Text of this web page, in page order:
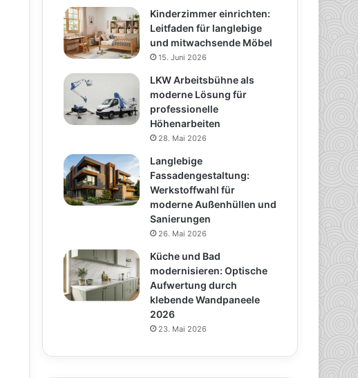
Kinderzimmer einrichten:
Leitfaden für langlebige
und mitwachsende Möbel
15. Juni 2026
LKW Arbeitsbühne als
moderne Lösung für
professionelle
Höhenarbeiten
28. Mai 2026
Langlebige
Fassadengestaltung:
Werkstoffwahl für
moderne Außenhüllen und
Sanierungen
26. Mai 2026
Küche und Bad
modernisieren: Optische
Aufwertung durch
klebende Wandpaneele
2026
23. Mai 2026